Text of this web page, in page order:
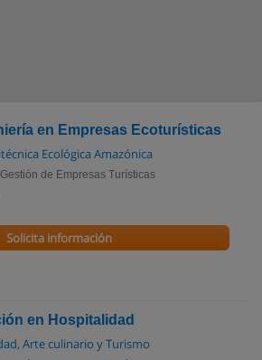
en Empresas Ecoturísticas
Ecológica Amazónica
de Empresas Turísticas
Solicita información
en Hospitalidad
Arte culinario y Turismo